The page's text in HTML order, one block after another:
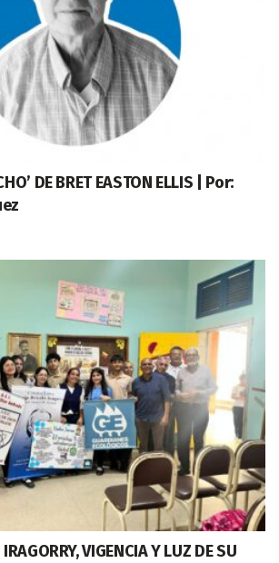
DE BRET EASTON ELLIS | Por:
VIGENCIA Y LUZ DE SU